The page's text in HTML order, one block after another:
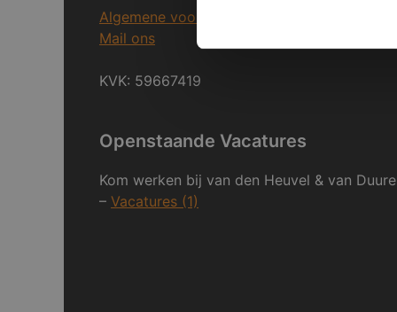
Algemene voorwaarden
Mail ons
KVK: 59667419
Openstaande Vacatures
Kom werken bij van den Heuvel & van
– Vacatures (1)